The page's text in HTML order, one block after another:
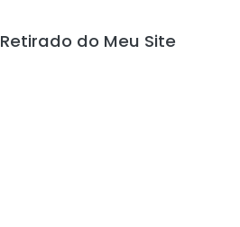
Retirado do Meu Site